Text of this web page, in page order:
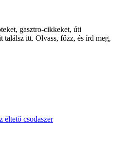
gasztro-cikkeket, úti
találsz itt. Olvass, főzz, és írd meg,
éltető csodaszer